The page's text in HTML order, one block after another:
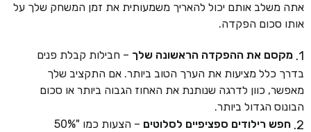
אתה משלב אותם יכול להאריך משמעותית את זמן המשחק שלך על
אותו סכום הפקדה.
מקסם את ההפקדה הראשונה שלך – חבילות קבלת פנים
בדרך כלל מציעות את הערך הטוב ביותר. אם התקציב שלך
מאפשר, כוון לדרגה שנותנת את האחוז הגבוה ביותר או סכום
הבונוס הגדול ביותר.
חפש רילודים ספציפיים לסלוטים
– הצעות כמו "50%